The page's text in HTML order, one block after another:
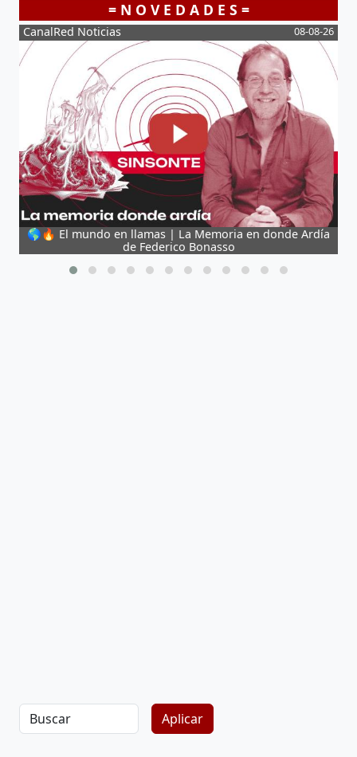
= N O V E D A D E S =
08-08-26
donde Ardía
CanalRed Noticias
🎥 La película que NO debes ver | El OJO
Emilia Felker